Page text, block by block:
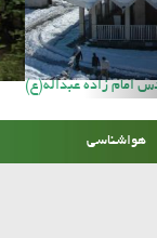
هواشناسی